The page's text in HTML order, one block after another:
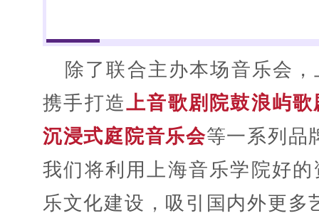
除了联合主办本场音乐会
携手打造上音歌剧院鼓浪屿
沉浸式庭院音乐会等一系列品
我们将利用上海音乐学院好
乐文化建设，吸引国内外更多